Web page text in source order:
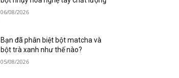
06/08/2026
Bạn đã phân biệt bột matcha và
bột trà xanh như thế nào?
05/08/2026